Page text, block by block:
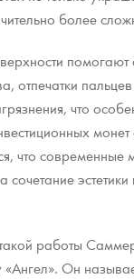
более
помогают
отпечатки
что
что современные
сочетание
работы
Он